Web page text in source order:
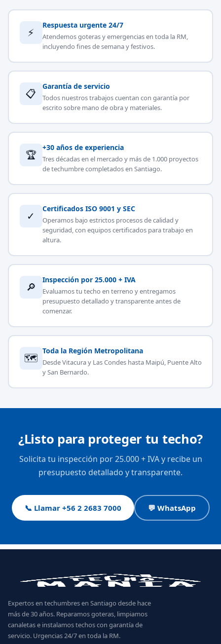
⚡
Respuesta urgente 24/7
Atendemos goteras y emergencias en toda la RM,
incluyendo fines de semana y festivos.
📋
Garantía de servicio
Todos nuestros trabajos cuentan con garantía por
escrito sobre mano de obra y materiales.
🏆
+30 años de experiencia
Tres décadas en el mercado y más de 1.000 proyectos
de techumbre completados en Santiago.
✓
Certificados ISO 9001 y SEC
Operamos bajo estrictos procesos de calidad y
seguridad, con equipos certificados para trabajo en
altura.
🔎
Inspección por 25.000 + IVA
Evaluamos tu techo en terreno y entregamos
presupuesto detallado y transparente antes de
comenzar.
🗺
Toda la Región Metropolitana
Desde Vitacura y Las Condes hasta Maipú, Puente Alto
y San Bernardo.
¿Listo para proteger tu techo?
Solicita tu inspección por 25.000 + IVA y recibe un
presupuesto detallado y transparente.
📞 Llamar +56 2 2683 7000 💬 WhatsApp
Expertos en techumbres en Santiago desde hace
más de 30 años. Reparamos goteras, limpiamos
canaletas e instalamos techos con garantía de
servicio. Urgencias 24/7 en toda la RM.